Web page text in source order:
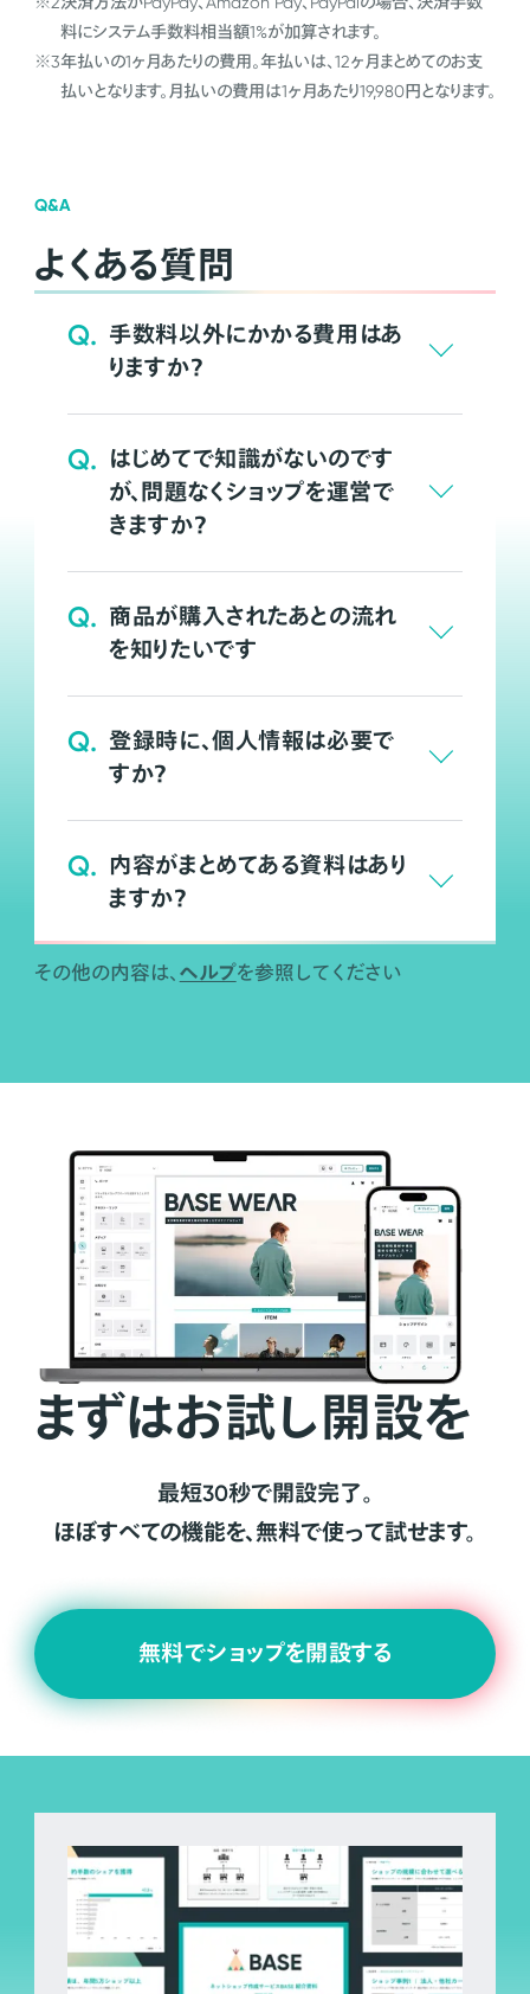
料にシステム手数料相当額1%が加算されます。
※3年払いの1ヶ月あたりの費用。年払いは、12ヶ月まとめてのお支
払いとなります。月払いの費用は1ヶ月あたり19,980円となります。
Q&A
よくある質問
Q. 手数料以外にかかる費用はあ
りますか？
Q. はじめてで知識がないのです
が、問題なくショップを運営で
きますか？
Q. 商品が購入されたあとの流れ
を知りたいです
Q. 登録時に、個人情報は必要で
すか？
Q. 内容がまとめてある資料はあり
ますか？
その他の内容は、 ヘルプを参照してください
まずはお試し開設を
最短30秒で開設完了。
ほぼすべての機能を、無料で使って試せます。
無料でショップを開設する